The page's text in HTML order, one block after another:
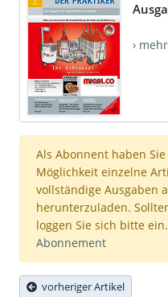
›
Als Abonnent haben
Möglichkeit einzelne
vollständige Ausgaben
herunterzuladen.
loggen Sie sich bitte ein.
Abonnement
vorheriger Artikel